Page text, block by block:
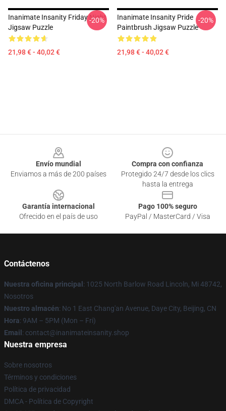
Inanimate Insanity Friday Night
Jigsaw Puzzle
21,98 € - 40,02 €
-20%
Inanimate Insanity Pride
Paintbrush Jigsaw Puzzle
21,98 € - 40,02 €
-20%
Envío mundial
Enviamos a más de 200 países
Compra con confianza
Protegido 24/7 desde los clics
hasta la entrega
Garantía internacional
Ofrecido en el país de uso
Pago 100% seguro
PayPal / MasterCard / Visa
Contáctenos
Nuestra oficina principal : 1025 North Barlow Road Lincoln, Mi 48742,
Nosotros
Nuestro almacén: No 1 East Chang'an Avenue, Daye City, Beijing, CN
Hora: 9AM – 5PM (Mon – Fri)
Email : contact@inanimateinsanity.shop
Nuestra empresa
Sobre nosotros
Términos y condiciones
Política de privacidad
DMCA - Política de Copyright